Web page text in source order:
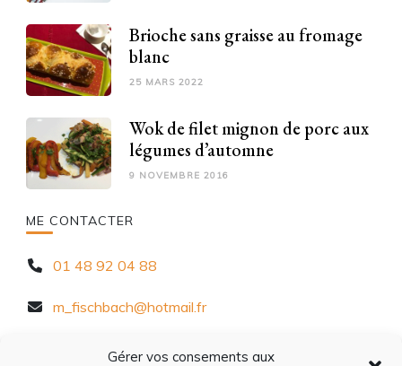
Gérer vos consements aux
Brioche sans graisse au fromage
blanc
25 MARS 2022
Wok de filet mignon de porc aux
légumes d’automne
9 NOVEMBRE 2016
ME CONTACTER
01 48 92 04 88
m_fischbach@hotmail.fr
10 Rue Chèvre d'Autreville, 94320 Thiais